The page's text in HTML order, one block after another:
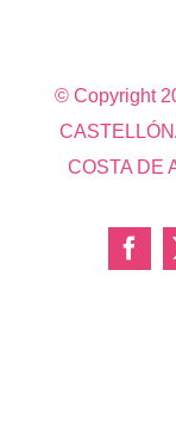
© Copyright
COSTA DE